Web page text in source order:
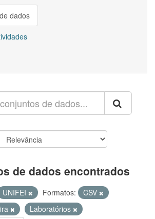
dados
de dados encontrados
UNIFEI Formatos:
CSV
Laboratórios